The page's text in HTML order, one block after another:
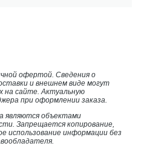
офертой. Сведения о
и внешнем виде могут
на сайте. Актуальную
при оформлении заказа.
являются объектами
Запрещается копирование,
использование информации без